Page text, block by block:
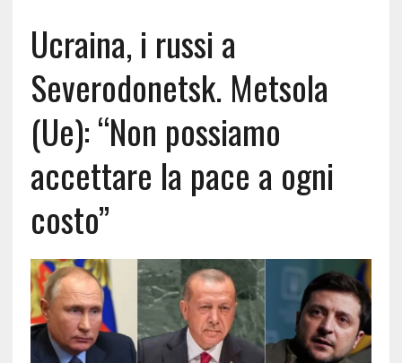
Ucraina, i russi a
Severodonetsk. Metsola
(Ue): “Non possiamo
accettare la pace a ogni
costo”